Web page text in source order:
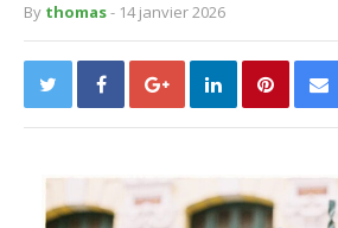
By thomas- 14 janvier 2026